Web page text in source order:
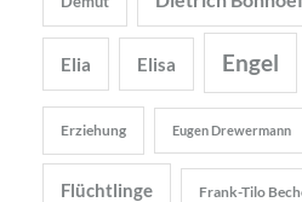
Elia Elisa Engel
Erziehung Eugen Drewermann
Flüchtlinge Frank-Tilo